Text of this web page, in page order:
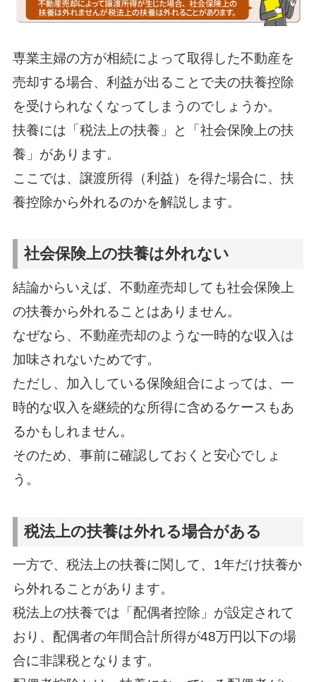
専業主婦の方が相続によって取得した不動産を
売却する場合、利益が出ることで夫の扶養控除
を受けられなくなってしまうのでしょうか。
扶養には「税法上の扶養」と「社会保険上の扶
養」があります。
ここでは、譲渡所得（利益）を得た場合に、扶
養控除から外れるのかを解説します。
社会保険上の扶養は外れない
結論からいえば、不動産売却しても社会保険上
の扶養から外れることはありません。
なぜなら、不動産売却のような一時的な収入は
加味されないためです。
ただし、加入している保険組合によっては、一
時的な収入を継続的な所得に含めるケースもあ
るかもしれません。
そのため、事前に確認しておくと安心でしょ
う。
税法上の扶養は外れる場合がある
一方で、税法上の扶養に関して、1年だけ扶養か
ら外れることがあります。
税法上の扶養では「配偶者控除」が設定されて
おり、配偶者の年間合計所得が48万円以下の場
合に非課税となります。